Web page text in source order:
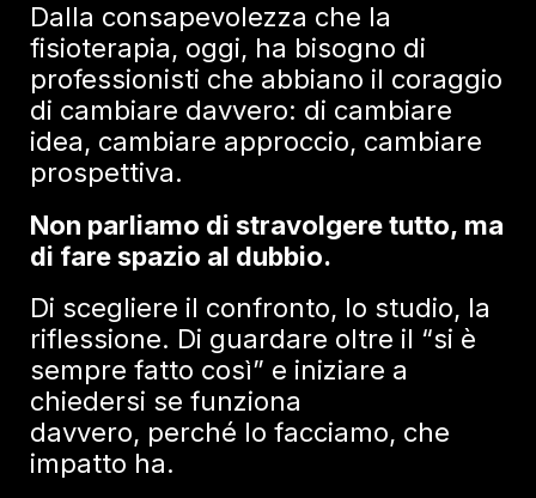
Dalla consapevolezza che la
fisioterapia, oggi, ha bisogno di
professionisti che abbiano il coraggio
di cambiare davvero: di cambiare
idea, cambiare approccio, cambiare
prospettiva.
Non parliamo di stravolgere tutto, ma
di fare spazio al dubbio.
Di scegliere il confronto, lo studio, la
riflessione. Di guardare oltre il “si è
sempre fatto così” e iniziare a
chiedersi se funziona
davvero, perché lo facciamo, che
impatto ha.